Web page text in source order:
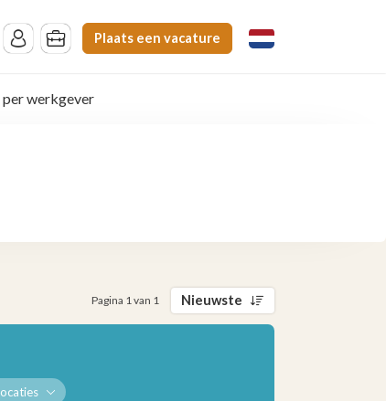
Plaats een vacature
per werkgever
Pagina 1 van 1 Nieuwste